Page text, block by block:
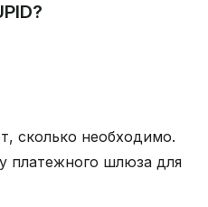
сколько необходимо.
платежного шлюза для